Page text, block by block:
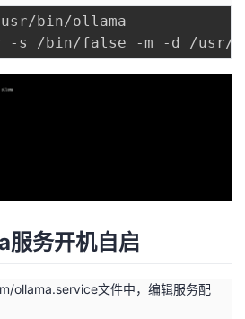
务开机自启
ollama.service文件中，编辑服务配